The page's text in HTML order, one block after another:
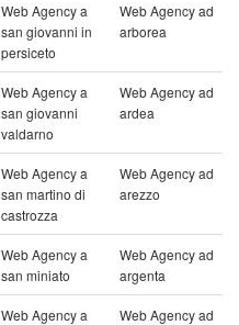
Web Agency a
san giovanni in
persiceto
Web Agency ad
arborea
Web Agency a
san giovanni
valdarno
Web Agency ad
ardea
Web Agency a
san martino di
castrozza
Web Agency ad
arezzo
Web Agency a
san miniato
Web Agency ad
argenta
Web Agency a
Web Agency ad